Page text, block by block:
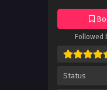
Followed
Status